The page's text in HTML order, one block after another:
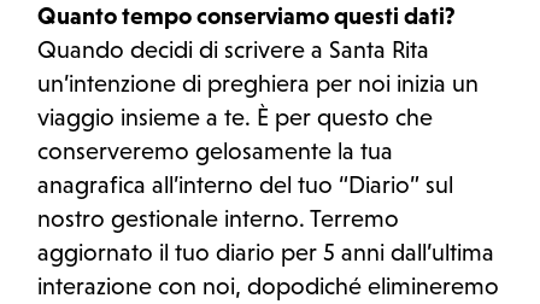
Quanto tempo conserviamo questi dati?
Quando decidi di scrivere a Santa Rita
un’intenzione di preghiera per noi inizia un
viaggio insieme a te. È per questo che
conserveremo gelosamente la tua
anagrafica all’interno del tuo “Diario” sul
nostro gestionale interno. Terremo
aggiornato il tuo diario per 5 anni dall’ultima
interazione con noi, dopodiché elimineremo